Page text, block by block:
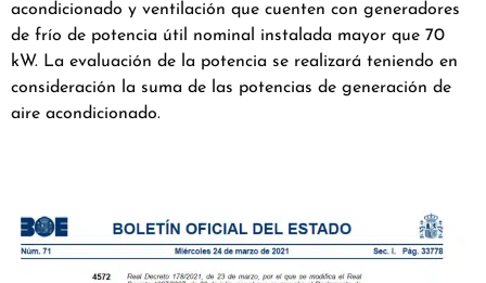
acondicionado y ventilación que cuenten con generadores
de frío de potencia útil nominal instalada mayor que 70
kW. La evaluación de la potencia se realizará teniendo en
consideración la suma de las potencias de generación de
aire acondicionado.